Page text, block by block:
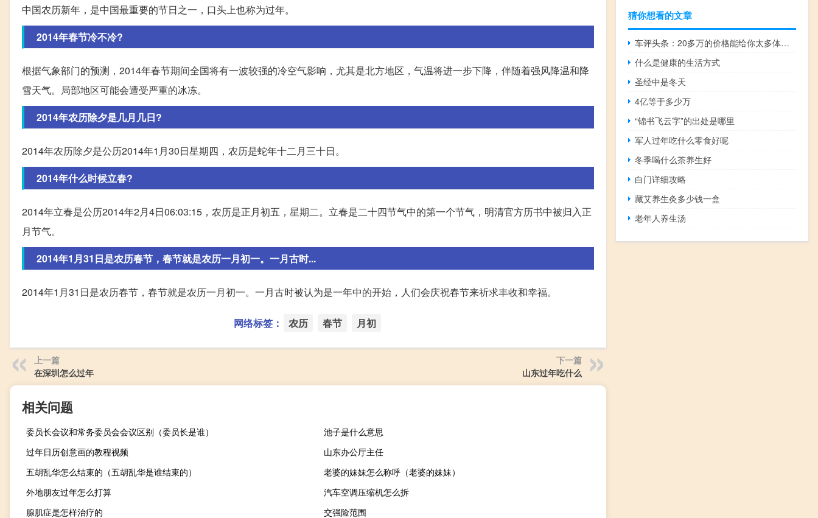
中国农历新年，是中国最重要的节日之一，口头上也称为过年。
2014年春节冷不冷?
根据气象部门的预测，2014年春节期间全国将有一波较强的冷空气影响，尤其是北方地区，气温将进一步下降，伴随着强风降温和降
雪天气。局部地区可能会遭受严重的冰冻。
2014年农历除夕是几月几日?
2014年农历除夕是公历2014年1月30日星期四，农历是蛇年十二月三十日。
2014年什么时候立春?
2014年立春是公历2014年2月4日06:03:15，农历是正月初五，星期二。立春是二十四节气中的第一个节气，明清官方历书中被归入正
月节气。
2014年1月31日是农历春节，春节就是农历一月初一。一月古时...
2014年1月31日是农历春节，春节就是农历一月初一。一月古时被认为是一年中的开始，人们会庆祝春节来祈求丰收和幸福。
网络标签： 农历 春节 月初
上一篇
在深圳怎么过年
下一篇
山东过年吃什么
相关问题
委员长会议和常务委员会会议区别（委员长是谁）
池子是什么意思
过年日历创意画的教程视频
山东办公厅主任
五胡乱华怎么结束的（五胡乱华是谁结束的）
老婆的妹妹怎么称呼（老婆的妹妹）
外地朋友过年怎么打算
汽车空调压缩机怎么拆
腺肌症是怎样治疗的
交强险范围
猜你想看的文章
车评头条：20多万的价格能给你太多体验 试君越Avenir
什么是健康的生活方式
圣经中是冬天
4亿等于多少万
“锦书飞云字”的出处是哪里
军人过年吃什么零食好呢
冬季喝什么茶养生好
白门详细攻略
藏艾养生灸多少钱一盒
老年人养生汤